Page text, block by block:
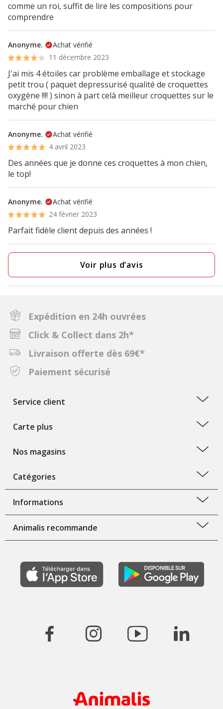
comme un roi, suffit de lire les compositions pour
comprendre
Anonyme.
Achat vérifié
11 décembre 2023
J'ai mis 4 étoiles car problème emballage et stockage
petit trou ( paquet depressurisé qualité de croquettes
oxygène !!!! ) sinon à part celà meilleur croquettes sur le
marché pour chien
Anonyme.
Achat vérifié
4 avril 2023
Des années que je donne ces croquettes à mon chien,
le top!
Anonyme.
Achat vérifié
24 février 2023
Parfait fidèle client depuis des années !
Voir plus d’avis
Expédition en 24h ouvrées
Click & Collect dans 2h*
Livraison offerte dès 69€*
Paiement sécurisé
Service client
Carte plus
Nos magasins
Catégories
Informations
Animalis recommande